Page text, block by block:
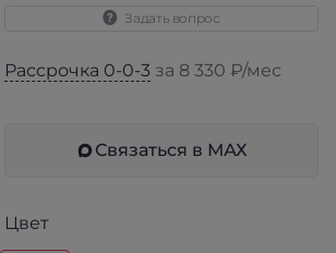
Задать вопрос
Рассрочка 0-0-3 за 8 330 ₽/мес
Связаться в МАХ
Цвет